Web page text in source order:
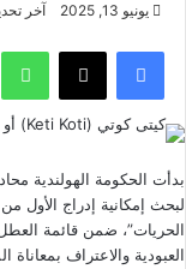
يونيو 13, 2025 آخر تحديث:
فيسبوك ‫X
بدأت الحكومة الهولندية
الحريات”، ضمن قائمة
العبودية والاعتراف بمعاناة